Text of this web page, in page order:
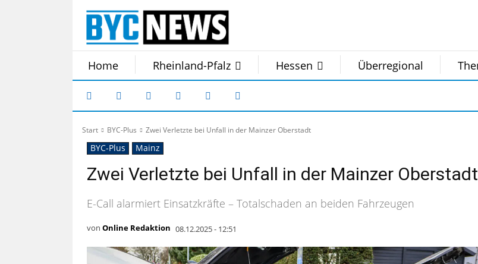
Home Rheinland-Pfalz Hessen Überregional
Start BYC-Plus Zwei Verletzte bei Unfall in der Mainzer Oberstadt
BYC-Plus Mainz
Zwei Verletzte bei Unfall in der Mainzer Oberstadt
E-Call alarmiert Einsatzkräfte – Totalschaden an beiden Fahrzeugen
von Online Redaktion 08.12.2025 - 12:51